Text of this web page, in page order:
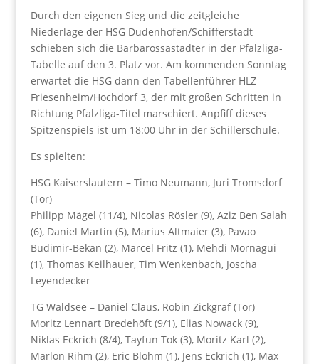
Durch den eigenen Sieg und die zeitgleiche
Niederlage der HSG Dudenhofen/Schifferstadt
schieben sich die Barbarossastädter in der Pfalzliga-
Tabelle auf den 3. Platz vor. Am kommenden Sonntag
erwartet die HSG dann den Tabellenführer HLZ
Friesenheim/Hochdorf 3, der mit großen Schritten in
Richtung Pfalzliga-Titel marschiert. Anpfiff dieses
Spitzenspiels ist um 18:00 Uhr in der Schillerschule.
Es spielten:
HSG Kaiserslautern – Timo Neumann, Juri Tromsdorf
(Tor)
Philipp Mägel (11/4), Nicolas Rösler (9), Aziz Ben Salah
(6), Daniel Martin (5), Marius Altmaier (3), Pavao
Budimir-Bekan (2), Marcel Fritz (1), Mehdi Mornagui
(1), Thomas Keilhauer, Tim Wenkenbach, Joscha
Leyendecker
TG Waldsee – Daniel Claus, Robin Zickgraf (Tor)
Moritz Lennart Bredehöft (9/1), Elias Nowack (9),
Niklas Eckrich (8/4), Tayfun Tok (3), Moritz Karl (2),
Marlon Rihm (2), Eric Blohm (1), Jens Eckrich (1), Max